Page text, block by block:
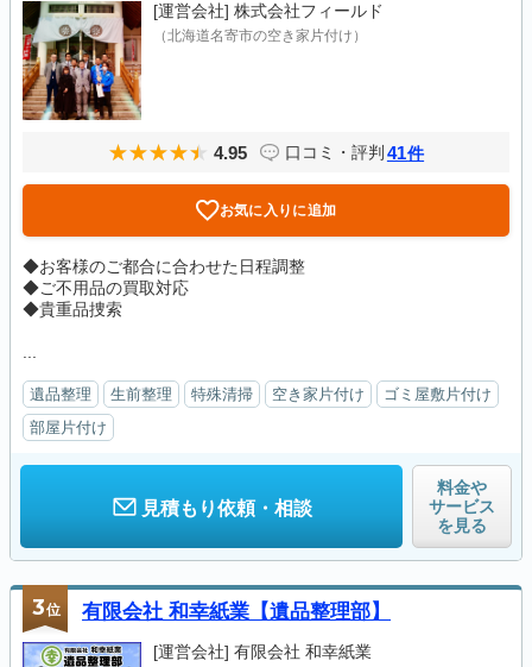
[運営会社] 株式会社フィールド
（北海道名寄市の空き家片付け）
4.95 口コミ・評判 41件
お気に入りに追加
◆お客様のご都合に合わせた日程調整
◆ご不用品の買取対応
◆貴重品捜索
遺品整理 生前整理 特殊清掃 空き家片付け
ゴミ屋敷片付け
部屋片付け
見積もり依頼・相談
料金や
サービス
を見る
3位 有限会社 和幸紙業【遺品整理部】
[運営会社] 有限会社 和幸紙業